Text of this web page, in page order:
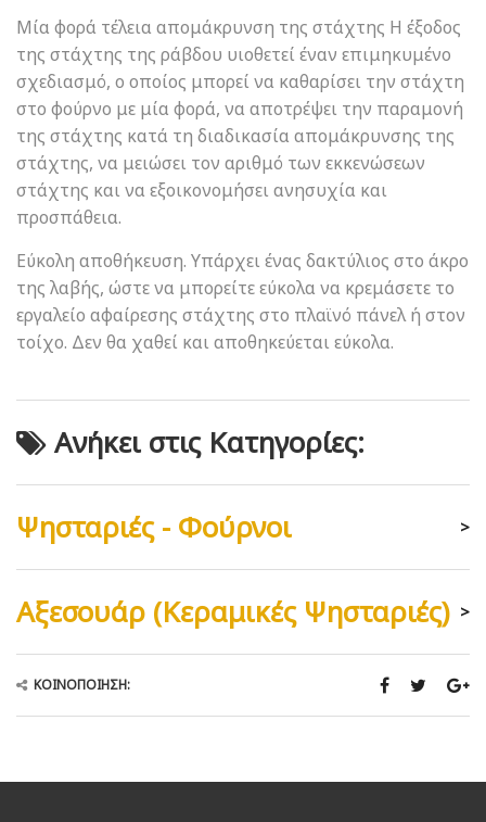
Μία φορά τέλεια απομάκρυνση της στάχτης Η έξοδος
της στάχτης της ράβδου υιοθετεί έναν επιμηκυμένο
σχεδιασμό, ο οποίος μπορεί να καθαρίσει την στάχτη
στο φούρνο με μία φορά, να αποτρέψει την παραμονή
της στάχτης κατά τη διαδικασία απομάκρυνσης της
στάχτης, να μειώσει τον αριθμό των εκκενώσεων
στάχτης και να εξοικονομήσει ανησυχία και
προσπάθεια.
Εύκολη αποθήκευση. Υπάρχει ένας δακτύλιος στο άκρο
της λαβής, ώστε να μπορείτε εύκολα να κρεμάσετε το
εργαλείο αφαίρεσης στάχτης στο πλαϊνό πάνελ ή στον
τοίχο. Δεν θα χαθεί και αποθηκεύεται εύκολα.
Ανήκει στις Κατηγορίες:
Ψησταριές - Φούρνοι >
Αξεσουάρ (Κεραμικές Ψησταριές) >
ΚΟΙΝΟΠΟΊΗΣΗ: